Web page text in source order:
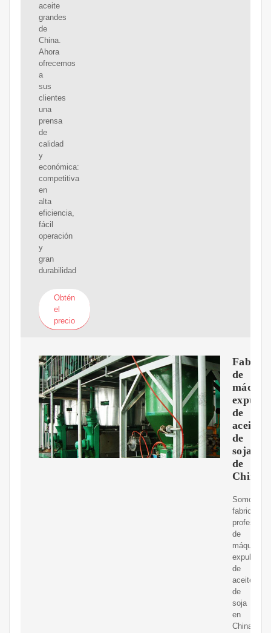
aceite
grandes
de
China.
Ahora
ofrecemos
a
sus
clientes
una
prensa
de
calidad
y
económica:
competitiva
en
alta
eficiencia,
fácil
operación
y
gran
durabilidad
Obtén
el
precio
de
de
aceite
de
soja
de
China
Somos
fabricantes
de
máquinas
expulsoras
de
aceite
de
soja
en
China,